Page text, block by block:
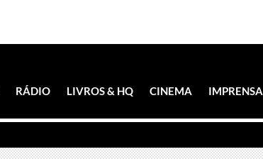
RÁDIO LIVROS & HQ CINEMA IMPRENSA